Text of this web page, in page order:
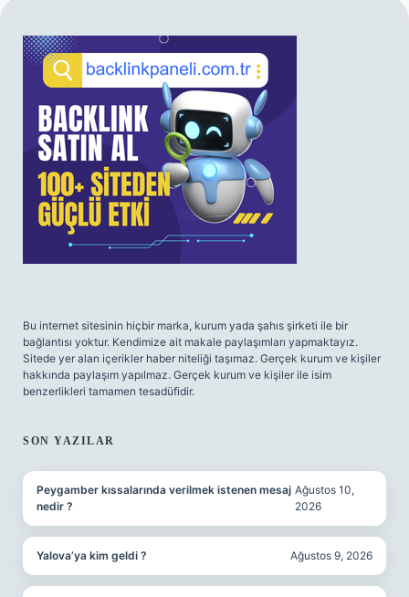
SIDEBAR
Bu internet sitesinin hiçbir marka, kurum yada şahıs şirketi ile bir
bağlantısı yoktur. Kendimize ait makale paylaşımları yapmaktayız.
Sitede yer alan içerikler haber niteliği taşımaz. Gerçek kurum ve kişiler
hakkında paylaşım yapılmaz. Gerçek kurum ve kişiler ile isim
benzerlikleri tamamen tesadüfidir.
SON YAZILAR
Peygamber kıssalarında verilmek istenen mesaj
nedir ?
Ağustos 10,
2026
Yalova’ya kim geldi ? Ağustos 9, 2026